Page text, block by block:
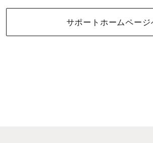
サポートホームページ